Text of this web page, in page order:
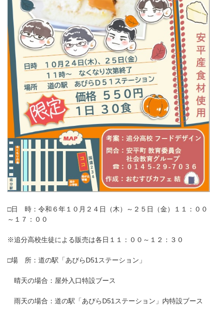
□日 時：令和６年１０月２４日（木）～２５日（金）１１：００
～１７：００
※追分高校生徒による販売は各日１１：００～１２：３０
□場 所：道の駅「あびらD51ステーション」
晴天の場合：屋外入口特設ブース
雨天の場合：道の駅「あびらD51ステーション」内特設ブース